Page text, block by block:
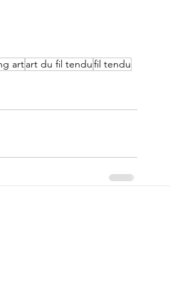
artart du fil tendufil tendu